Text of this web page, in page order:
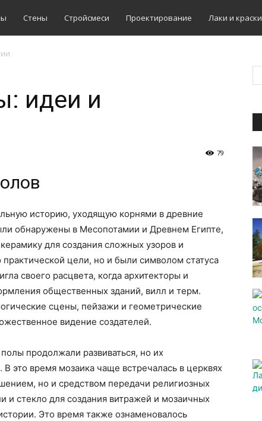
Стены Стройсмеси Проектирование Лаки и краски
идеи и
79
историю, уходящую корнями в древние
обнаружены в Месопотамии и Древнем Египте,
для создания сложных узоров и
цели, но и были символом статуса
своего расцвета, когда архитекторы и
общественных зданий, вилл и терм.
сцены, пейзажи и геометрические
видение создателей.
продолжали развиваться, но их
это время мозаика чаще встречалась в церквях
но и средством передачи религиозных
и стекло для создания витражей и мозаичных
Это время также ознаменовалось